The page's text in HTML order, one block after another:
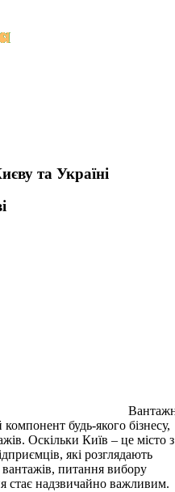
та Україні
будь-якого бізнесу,
Оскільки Київ – це місто з
які розглядають
питання вибору
стає надзвичайно важливим.